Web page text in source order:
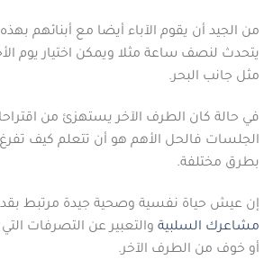
من الجيد أن يقوم الآباء أيضا مع أبنائهم
يتحدث لنصف ساعة مثلا ويمكن اختيار يوم
مثل جانب البحر.
في حالة كان الطرف الآخر يستهزئ من
الجلسات فالحل الأهم هو أن تتعلم كيف
بطرق مختلفة.
إن عيش حياة نفسية وصحية جيدة مرتبط
مشاعرك السلبية والتعبير عن التصرفات
أو خوف من الطرف الآخر.